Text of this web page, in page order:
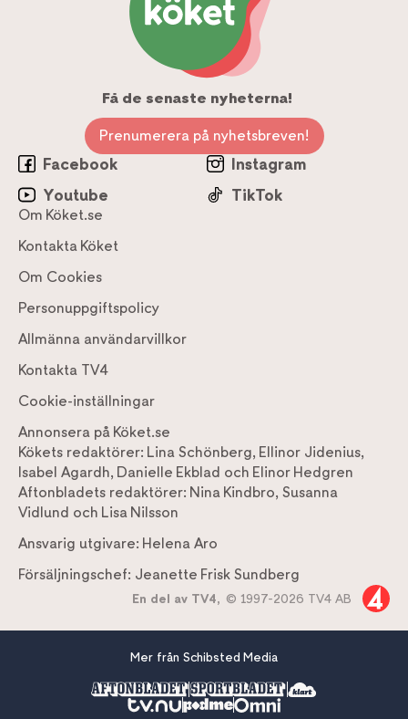
Få de senaste nyheterna!
Prenumerera på nyhetsbreven!
Facebook
Instagram
Youtube
TikTok
Om Köket.se
Kontakta Köket
Om Cookies
Personuppgiftspolicy
Allmänna användarvillkor
Kontakta TV4
Cookie-inställningar
Annonsera på Köket.se
Kökets redaktörer: Lina Schönberg, Ellinor Jidenius,
Isabel Agardh, Danielle Ekblad och Elinor Hedgren
Aftonbladets redaktörer: Nina Kindbro, Susanna
Vidlund och Lisa Nilsson
Ansvarig utgivare: Helena Aro
Försäljningschef: Jeanette Frisk Sundberg
En del av TV4, © 1997-2026 TV4 AB
Mer från Schibsted Media